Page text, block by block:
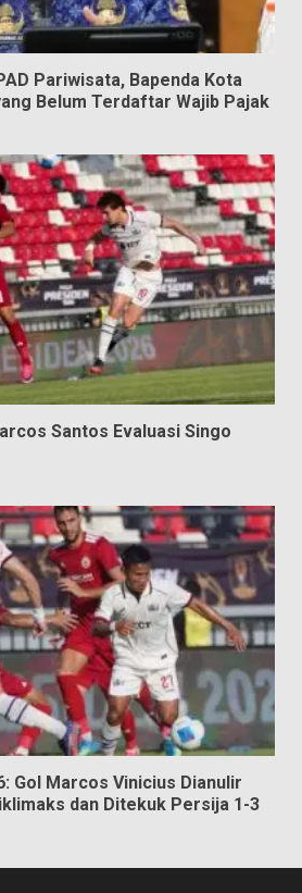
Pariwisata, Bapenda Kota
Belum Terdaftar Wajib Pajak
Santos Evaluasi Singo
Gol Marcos Vinicius Dianulir
dan Ditekuk Persija 1-3